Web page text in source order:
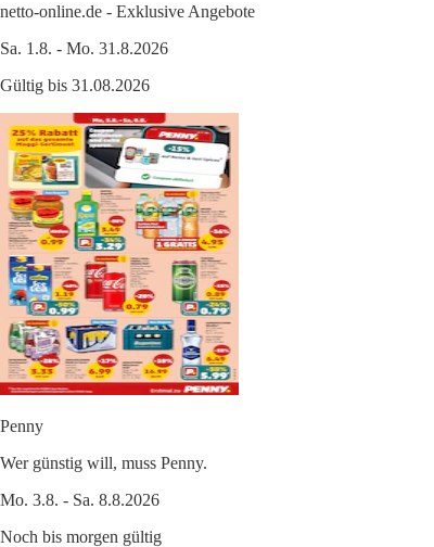
netto-online.de - Exklusive Angebote
Sa. 1.8. - Mo. 31.8.2026
Gültig bis 31.08.2026
Penny
Wer günstig will, muss Penny.
Mo. 3.8. - Sa. 8.8.2026
Noch bis morgen gültig